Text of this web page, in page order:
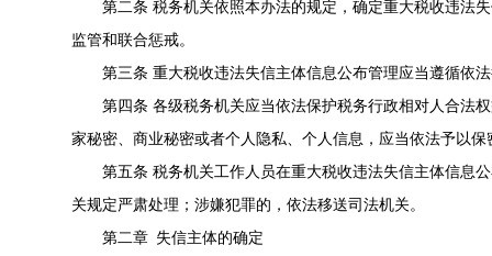
第二条 税务机关依照本办法的规定，确定重大税收违法
监管和联合惩戒。
第三条 重大税收违法失信主体信息公布管理应当遵循依
第四条 各级税务机关应当依法保护税务行政相对人合法
家秘密、商业秘密或者个人隐私、个人信息，应当依法予以保
第五条 税务机关工作人员在重大税收违法失信主体信息
关规定严肃处理；涉嫌犯罪的，依法移送司法机关。
第二章 失信主体的确定